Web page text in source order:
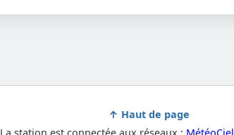
↑ Haut de page
La station est connectée aux réseaux : MétéoCiel